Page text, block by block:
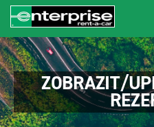
ZOBRAZIT/